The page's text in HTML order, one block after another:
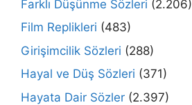
Farklı Düşünme Sözleri (2.206)
Film Replikleri (483)
Girişimcilik Sözleri (288)
Hayal ve Düş Sözleri (371)
Hayata Dair Sözler (2.397)